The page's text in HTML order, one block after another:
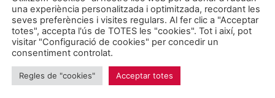
s’an barrejat de forma impudica”. “Ací non trobaràn ne
una experiència personalitzada i optimitzada, recordant les
seves preferències i visites regulars. Al fer clic a "Acceptar
totes", accepta l'ús de TOTES les "cookies". Tot i així, pot
visitar "Configuració de cookies" per concedir un
consentiment controlat.
Regles de "cookies" Acceptar totes